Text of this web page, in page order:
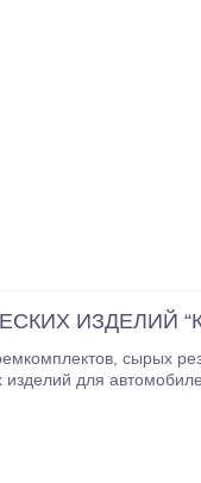
ИЗДЕЛИЙ
для